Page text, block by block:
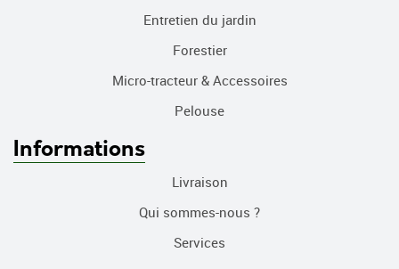
Entretien du jardin
Forestier
Micro-tracteur & Accessoires
Pelouse
Informations
Livraison
Qui sommes-nous ?
Services